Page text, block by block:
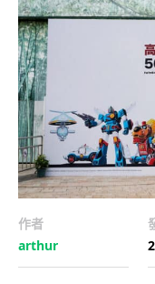
作者
arthur